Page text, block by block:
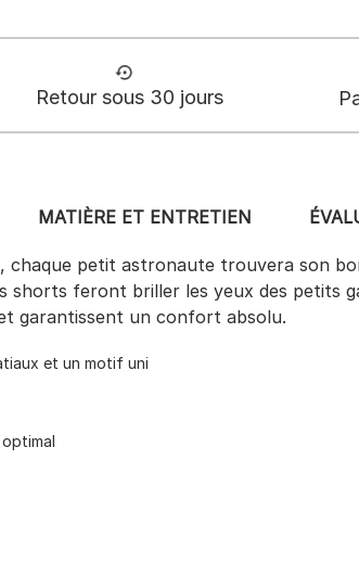
Retour sous 30 jours
petit astronaute trouvera son
feront briller les yeux des petits
garantissent un confort absolu.
et un motif uni
MATIÈRE ET ENTRETIEN